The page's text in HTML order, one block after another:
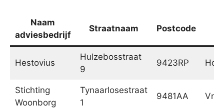
Naam
adviesbedrijf
Straatnaam Postcode
Hestovius
Hulzebosstraat
9
9423RP
Stichting
Woonborg
Tynaarlosestraat
1
9481AA